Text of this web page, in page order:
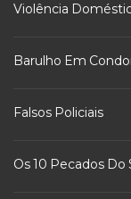
Violência
Barulho Em
Falsos Policiais
Os 10 Pecados